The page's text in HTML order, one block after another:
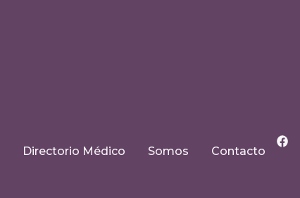
Directorio Médico Somos Contacto